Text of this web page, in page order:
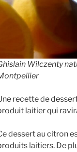
Wilczenty
recette de
laitier qui
dessert au citron
laitiers. De